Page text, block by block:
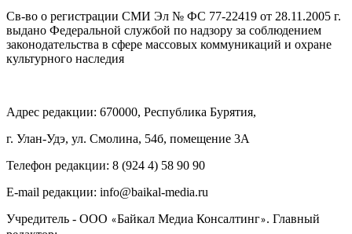
Св-во о регистрации СМИ Эл № ФС 77-22419 от 28.11.2005 г.
выдано Федеральной службой по надзору за соблюдением
законодательства в сфере массовых коммуникаций и охране
культурного наследия
Адрес редакции: 670000, Республика Бурятия,
г. Улан-Удэ, ул. Смолина, 54б, помещение 3А
Телефон редакции: ‎‎8 (924 4) 58 90 90
E-mail редакции: info@baikal-media.ru
Учредитель - ООО «Байкал Медиа Консалтинг». Главный